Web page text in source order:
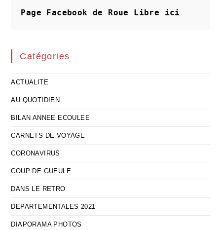
Pari
Gagnant
Page Facebook de Roue Libre ici
Catégories
ACTUALITE
AU QUOTIDIEN
BILAN ANNEE ECOULEE
CARNETS DE VOYAGE
CORONAVIRUS
COUP DE GUEULE
DANS LE RETRO
DEPARTEMENTALES 2021
DIAPORAMA PHOTOS